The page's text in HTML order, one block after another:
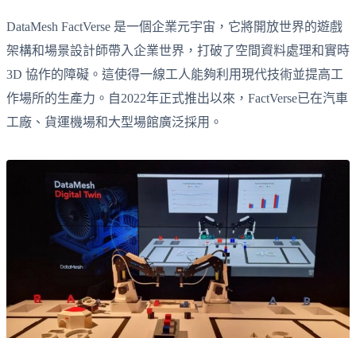
DataMesh FactVerse 是一個企業元宇宙，它將開放世界的遊戲
架構和場景設計師帶入企業世界，打破了空間資料處理和實時
3D 協作的障礙。這使得一線工人能夠利用現代技術並提高工
作場所的生產力。自2022年正式推出以來，FactVerse已在汽車
工廠、貨運機場和大型場館廣泛採用。